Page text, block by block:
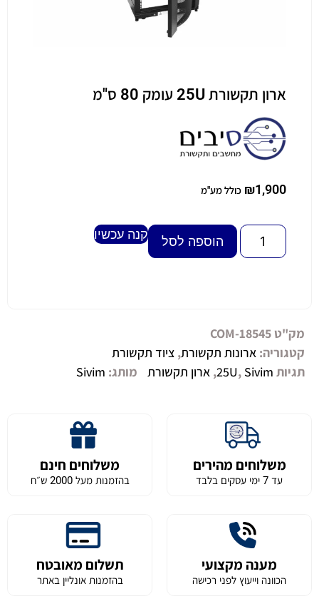
ארון תקשורת 25U עומק 80 ס"מ
₪1,900 כולל מע"מ
הוספה לסל קנה עכשיו
מק"ט COM-18545
קטגוריה: ארונות תקשורת, ציוד תקשורת
תגיות
25U, Sivim
, ארון תקשורת מותג: Sivim
משלוחים מהירים
עד 7 ימי עסקים בלבד
משלוחים חינם
בהזמנות מעל 2000 ש״ח
מענה מקצועי
הכוונה וייעוץ לפני רכישה
תשלום מאובטח
בהזמנות אונליין באתר